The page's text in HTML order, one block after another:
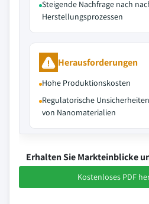
Steigende Nachfrage nach
Herstellungsprozessen
Herausforderungen
Hohe Produktionskosten
Regulatorische
von Nanomaterialien
Erhalten Sie Markteinblicke
Kostenloses PDF